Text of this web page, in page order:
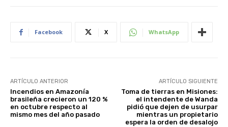
Facebook X WhatsApp
ARTÍCULO ANTERIOR
Incendios en Amazonía
brasileña crecieron un 120 %
en octubre respecto al
mismo mes del año pasado
ARTÍCULO SIGUIENTE
Toma de tierras en Misiones:
el intendente de Wanda
pidió que dejen de usurpar
mientras un propietario
espera la orden de desalojo